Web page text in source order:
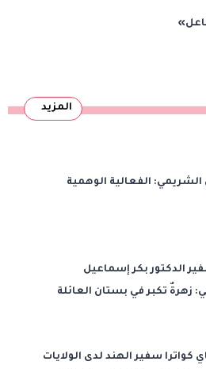
المزيد
الشريمي: الفعالية الوهمية
الدكتور بكر إسماعيل
زهرةٌ تكبر في بستان العائلة
كواترا سفير الهند لدى الولايات